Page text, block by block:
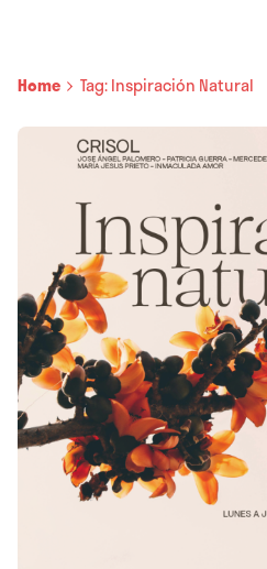
Home Tag: Inspiración Natural